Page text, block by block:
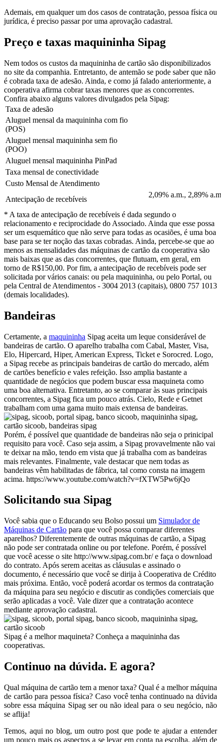
Ademais, em qualquer um dos casos de contratação, pessoa física ou
jurídica, é preciso passar por uma aprovação cadastral.
Preço e taxas maquininha Sipag
Nem todos os custos da maquininha de cartão são disponibilizados
no site da companhia. Entretanto, de antemão se pode saber que não
é cobrada taxa de adesão. Ainda, e como já falado anteriormente, a
cooperativa afirma cobrar taxas menores que as concorrentes.
Confira abaixo alguns valores divulgados pela Sipag:
Taxa de adesão
Aluguel mensal da maquininha com fio
(POS)
Aluguel mensal maquininha sem fio
(POO)
Aluguel mensal maquininha PinPad
Taxa mensal de conectividade
Custo Mensal de Atendimento
Antecipação de recebíveis
2,09% a.m., 2,89%
* A taxa de antecipação de recebíveis é dada segundo o
relacionamento e reciprocidade do Associado. Ainda que esse possa
ser um esquemático que não serve para todas as ocasiões, é uma boa
base para se ter noção das taxas cobradas. Ainda, percebe-se que ao
menos as mensalidades das máquinas de cartão da cooperativa são
mais baixas que as das concorrentes, que flutuam, em geral, em
torno de R$150,00. Por fim, a antecipação de recebíveis pode ser
solicitada por vários canais: ou pela maquininha, ou pelo Portal, ou
pela Central de Atendimentos - 3004 2013 (capitais), 0800 757 1013
(demais localidades).
Bandeiras
Certamente, a maquininha Sipag aceita um leque considerável de
bandeiras de cartão. O aparelho trabalha com Cabal, Master, Visa,
Elo, Hipercard, Hiper, American Express, Ticket e Sorocred. Logo,
a Sipag recebe as principais bandeiras de cartão do mercado, além
de cartões benefício e vales refeição. Isso amplia bastante a
quantidade de negócios que podem buscar essa maquineta como
uma boa alternativa. Entretanto, ao se comparar às suas principais
concorrentes, a Sipag fica um pouco atrás. Cielo, Rede e Getnet
trabalham com uma gama muito mais extensa de bandeiras.
Porém, é possível que quantidade de bandeiras não seja o prinicipal
requisito para você. Caso seja assim, a Sipag provavelmente não vai
te deixar na mão, tendo em vista que já trabalha com as bandeiras
mais relevantes. Finalmente, vale destacar que nem todas as
bandeiras vêm habilitadas de fábrica, tal como consta na imagem
acima. https://www.youtube.com/watch?v=fXTW5Pw6jQo
Solicitando sua Sipag
Você sabia que o Educando seu Bolso possui um Simulador de
Máquinas de Cartão para que você possa comparar diferentes
aparelhos? Diferentemente de outras máquinas de cartão, a Sipag
não pode ser contratada online ou por telefone. Porém, é possível
que você acesse o site http://www.sipag.com.br/ e faça o download
do contrato. Após serem aceitas as cláusulas e assinado o
documento, é necessário que você se dirija à Cooperativa de Crédito
mais próxima. Então, você poderá acordar os termos da contratação
da máquina para seu negócio e discutir as condições comerciais que
serão aplicadas a você. Vale dizer que a contratação acontece
mediante aprovação cadastral.
Sipag é a melhor maquineta? Conheça a maquininha das
cooperativas.
Continuo na dúvida. E agora?
Qual máquina de cartão tem a menor taxa? Qual é a melhor máquina
de cartão para pessoa física? Caso você tenha continuado na dúvida
sobre essa máquina Sipag ser ou não ideal para o seu negócio, não
se aflija!
Temos, aqui no blog, um outro post que pode te ajudar a entender
um pouco mais os aspectos a se levar em conta na escolha, além de